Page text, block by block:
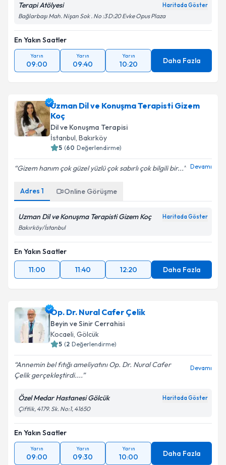
Terapi Atölyesi Haritada Göster
Bağlarbaşı Mah. Nişan Sok . No :3 D:20 Evke Opus Plaza
En Yakın Saatler
Yarın
09:00
Yarın
09:40
Yarın
10:20 Daha Fazla
Uzman Dil ve Konuşma Terapisti Gizem
Koç
Dil ve Konuşma Terapisi
İstanbul, Bakırköy
5 (60 Değerlendirme)
Gizem hanım çok güzel yüzlü çok sabırlı çok bilgili bir... Devamı
Adres 1 Online Görüşme
Uzman Dil ve Konuşma Terapisti Gizem Koç Haritada Göster
Bakırköy/İstanbul
En Yakın Saatler
11:00
11:40 12:20 Daha Fazla
Op. Dr. Nural Cafer Çelik
Beyin ve Sinir Cerrahisi
Kocaeli, Gölcük
5 (2 Değerlendirme)
Annemin bel fıtığı ameliyatını Op. Dr. Nural Cafer
Çelik gerçekleştirdi....
Devamı
Özel Medar Hastanesi Gölcük Haritada Göster
Çiftlik, 4179. Sk. No:1, 41650
En Yakın Saatler
Yarın
09:00
Yarın
09:30
Yarın
10:00 Daha Fazla